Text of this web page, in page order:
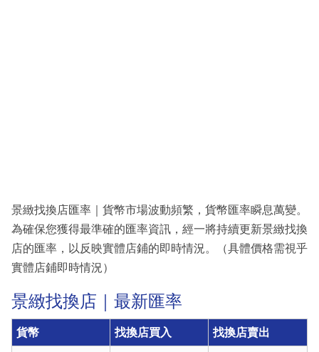
區
景緻找換店匯率｜貨幣市場波動頻繁，貨幣匯率瞬息萬變。
為確保您獲得最準確的匯率資訊，經一將持續更新景緻找換
店的匯率，以反映實體店鋪的即時情況。（具體價格需視乎
實體店鋪即時情況）
景緻找換店｜最新匯率
貨幣 找換店買入 找換店賣出